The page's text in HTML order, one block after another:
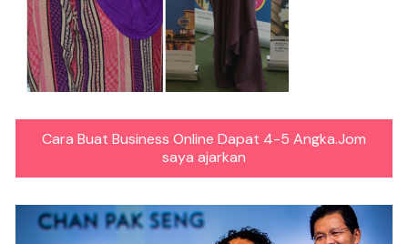
Cara Buat Business Online Dapat 4-5 Angka.Jom
saya ajarkan